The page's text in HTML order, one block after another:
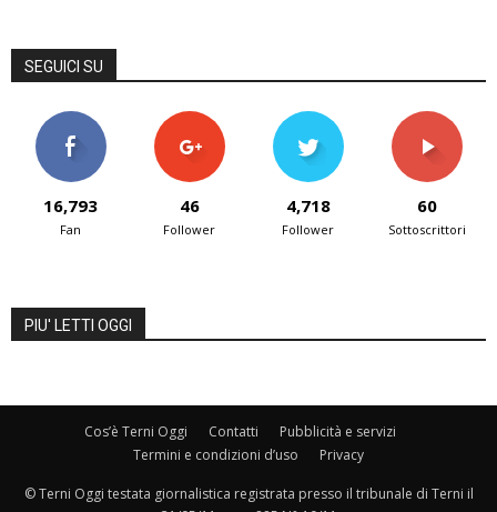
SEGUICI SU
16,793
Fan
46
Follower
4,718
Follower
60
Sottoscrittori
PIU' LETTI OGGI
Cos’è Terni Oggi Contatti
Pubblicità e servizi
Termini e condizioni d’uso
Privacy
© Terni Oggi testata giornalistica registrata presso il tribunale di Terni il